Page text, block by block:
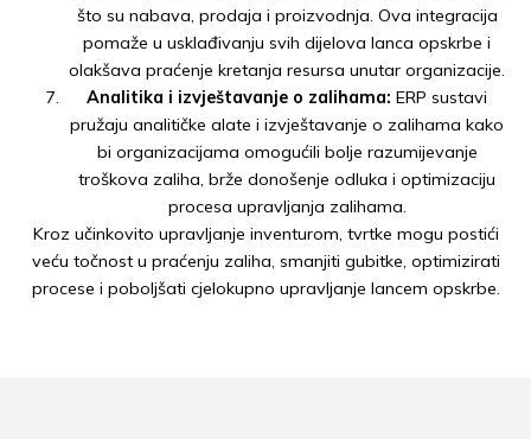
što su nabava, prodaja i proizvodnja. Ova integracija
pomaže u usklađivanju svih dijelova lanca opskrbe i
olakšava praćenje kretanja resursa unutar organizacije.
Analitika i izvještavanje o zalihama: ERP sustavi
pružaju analitičke alate i izvještavanje o zalihama kako
bi organizacijama omogućili bolje razumijevanje
troškova zaliha, brže donošenje odluka i optimizaciju
procesa upravljanja zalihama.
Kroz učinkovito upravljanje inventurom, tvrtke mogu postići
veću točnost u praćenju zaliha, smanjiti gubitke, optimizirati
procese i poboljšati cjelokupno upravljanje lancem opskrbe.